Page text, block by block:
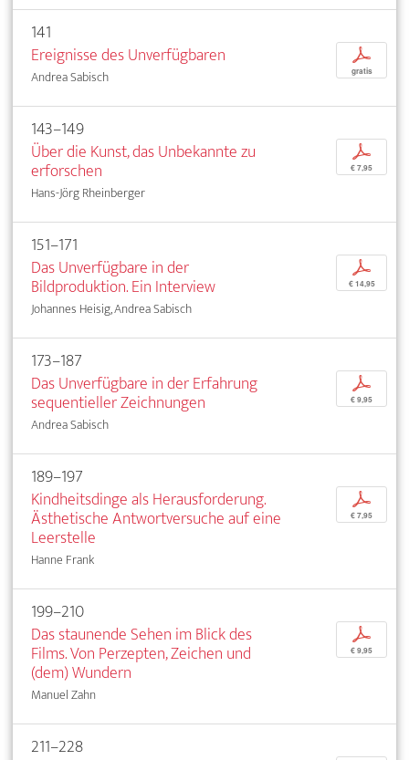
141
Ereignisse des Unverfügbaren
Andrea Sabisch
p
gratis
143–149
Über die Kunst, das Unbekannte zu
erforschen
Hans-Jörg Rheinberger
p
€ 7,95
151–171
Das Unverfügbare in der
Bildproduktion. Ein Interview
Johannes Heisig, Andrea Sabisch
p
€ 14,95
173–187
Das Unverfügbare in der Erfahrung
sequentieller Zeichnungen
Andrea Sabisch
p
€ 9,95
189–197
Kindheitsdinge als Herausforderung.
Ästhetische Antwortversuche auf eine
Leerstelle
Hanne Frank
p
€ 7,95
199–210
Das staunende Sehen im Blick des
Films. Von Perzepten, Zeichen und
(dem) Wundern
Manuel Zahn
p
€ 9,95
211–228